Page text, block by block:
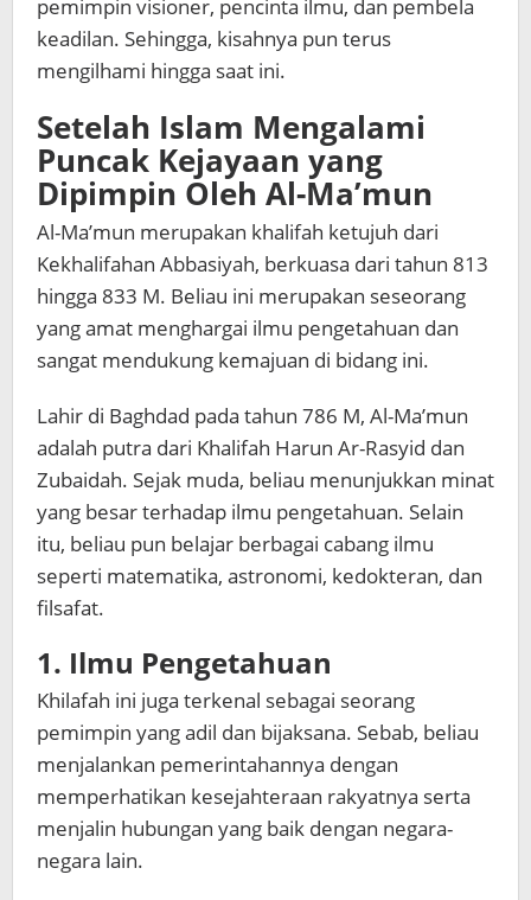
pemimpin visioner, pencinta ilmu, dan pembela
keadilan. Sehingga, kisahnya pun terus
mengilhami hingga saat ini.
Setelah Islam Mengalami
Puncak Kejayaan yang
Dipimpin Oleh Al-Ma’mun
Al-Ma’mun merupakan khalifah ketujuh dari
Kekhalifahan Abbasiyah, berkuasa dari tahun 813
hingga 833 M. Beliau ini merupakan seseorang
yang amat menghargai ilmu pengetahuan dan
sangat mendukung kemajuan di bidang ini.
Lahir di Baghdad pada tahun 786 M, Al-Ma’mun
adalah putra dari Khalifah Harun Ar-Rasyid dan
Zubaidah. Sejak muda, beliau menunjukkan minat
yang besar terhadap ilmu pengetahuan. Selain
itu, beliau pun belajar berbagai cabang ilmu
seperti matematika, astronomi, kedokteran, dan
filsafat.
1. Ilmu Pengetahuan
Khilafah ini juga terkenal sebagai seorang
pemimpin yang adil dan bijaksana. Sebab, beliau
menjalankan pemerintahannya dengan
memperhatikan kesejahteraan rakyatnya serta
menjalin hubungan yang baik dengan negara-
negara lain.